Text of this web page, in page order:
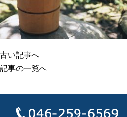
古い記事へ
記事の一覧へ